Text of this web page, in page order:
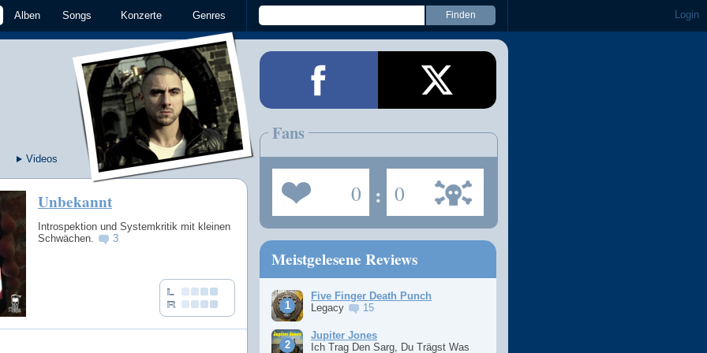
Alben Songs Konzerte Genres Login
Videos
Unbekannt
Introspektion und Systemkritik mit kleinen
Schwächen.
3
Fans
0 : 0
Meistgelesene Reviews
Five Finger Death Punch
Legacy
15
Jupiter Jones
Ich Trag Den Sarg, Du Trägst Was